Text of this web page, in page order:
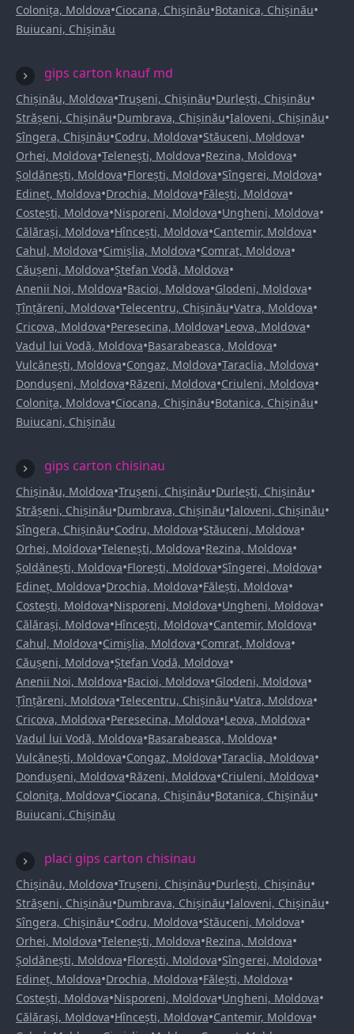
Colonița, Moldova•Ciocana, Chișinău•Botanica, Chișinău•
Buiucani, Chișinău
gips carton knauf md
Chișinău, Moldova•Trușeni, Chișinău•Durlești, Chișinău•
Strășeni, Chișinău•Dumbrava, Chișinău•Ialoveni, Chișinău•
Sîngera, Chișinău•Codru, Moldova•Stăuceni, Moldova•
Orhei, Moldova•Telenești, Moldova•Rezina, Moldova•
Șoldănești, Moldova•Florești, Moldova•Sîngerei, Moldova•
Edineț, Moldova•Drochia, Moldova•Fălești, Moldova•
Costești, Moldova•Nisporeni, Moldova•Ungheni, Moldova•
Călărași, Moldova•Hîncești, Moldova•Cantemir, Moldova•
Cahul, Moldova•Cimișlia, Moldova•Comrat, Moldova•
Căușeni, Moldova•Ștefan Vodă, Moldova•
Anenii Noi, Moldova•Bacioi, Moldova•Glodeni, Moldova•
Țînțăreni, Moldova•Telecentru, Chișinău•Vatra, Moldova•
Cricova, Moldova•Peresecina, Moldova•Leova, Moldova•
Vadul lui Vodă, Moldova•Basarabeasca, Moldova•
Vulcănești, Moldova•Congaz, Moldova•Taraclia, Moldova•
Dondușeni, Moldova•Răzeni, Moldova•Criuleni, Moldova•
Colonița, Moldova•Ciocana, Chișinău•Botanica, Chișinău•
Buiucani, Chișinău
gips carton chisinau
Chișinău, Moldova•Trușeni, Chișinău•Durlești, Chișinău•
Strășeni, Chișinău•Dumbrava, Chișinău•Ialoveni, Chișinău•
Sîngera, Chișinău•Codru, Moldova•Stăuceni, Moldova•
Orhei, Moldova•Telenești, Moldova•Rezina, Moldova•
Șoldănești, Moldova•Florești, Moldova•Sîngerei, Moldova•
Edineț, Moldova•Drochia, Moldova•Fălești, Moldova•
Costești, Moldova•Nisporeni, Moldova•Ungheni, Moldova•
Călărași, Moldova•Hîncești, Moldova•Cantemir, Moldova•
Cahul, Moldova•Cimișlia, Moldova•Comrat, Moldova•
Căușeni, Moldova•Ștefan Vodă, Moldova•
Anenii Noi, Moldova•Bacioi, Moldova•Glodeni, Moldova•
Țînțăreni, Moldova•Telecentru, Chișinău•Vatra, Moldova•
Cricova, Moldova•Peresecina, Moldova•Leova, Moldova•
Vadul lui Vodă, Moldova•Basarabeasca, Moldova•
Vulcănești, Moldova•Congaz, Moldova•Taraclia, Moldova•
Dondușeni, Moldova•Răzeni, Moldova•Criuleni, Moldova•
Colonița, Moldova•Ciocana, Chișinău•Botanica, Chișinău•
Buiucani, Chișinău
placi gips carton chisinau
Chișinău, Moldova•Trușeni, Chișinău•Durlești, Chișinău•
Strășeni, Chișinău•Dumbrava, Chișinău•Ialoveni, Chișinău•
Sîngera, Chișinău•Codru, Moldova•Stăuceni, Moldova•
Orhei, Moldova•Telenești, Moldova•Rezina, Moldova•
Șoldănești, Moldova•Florești, Moldova•Sîngerei, Moldova•
Edineț, Moldova•Drochia, Moldova•Fălești, Moldova•
Costești, Moldova•Nisporeni, Moldova•Ungheni, Moldova•
Călărași, Moldova•Hîncești, Moldova•Cantemir, Moldova•